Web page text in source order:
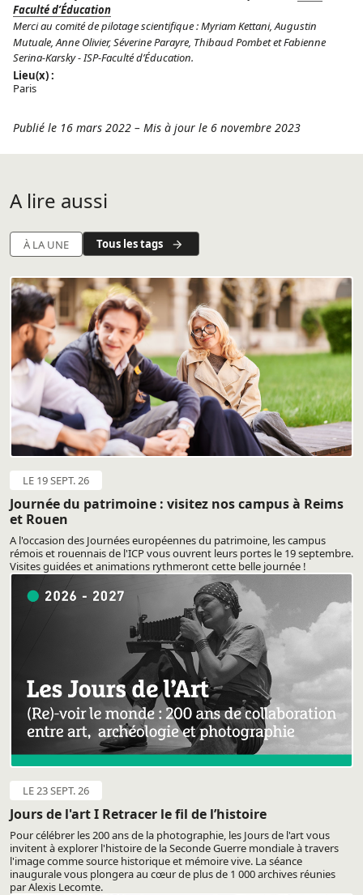
Faculté d’Éducation
Merci au comité de pilotage scientifique : Myriam Kettani, Augustin
Mutuale, Anne Olivier, Séverine Parayre, Thibaud Pombet et Fabienne
Serina-Karsky - ISP-Faculté d’Éducation.
Lieu(x) :
Paris
Publié le 16 mars 2022 – Mis à jour le 6 novembre 2023
A lire aussi
À LA UNE Tous les tags
LE 19 SEPT. 26
Journée du patrimoine : visitez nos campus à Reims
et Rouen
A l'occasion des Journées européennes du patrimoine, les campus
rémois et rouennais de l'ICP vous ouvrent leurs portes le 19 septembre.
Visites guidées et animations rythmeront cette belle journée !
LE 23 SEPT. 26
Jours de l'art I Retracer le fil de l’histoire
Pour célébrer les 200 ans de la photographie, les Jours de l'art vous
invitent à explorer l'histoire de la Seconde Guerre mondiale à travers
l'image comme source historique et mémoire vive. La séance
inaugurale vous plongera au cœur de plus de 1 000 archives réunies
par Alexis Lecomte.